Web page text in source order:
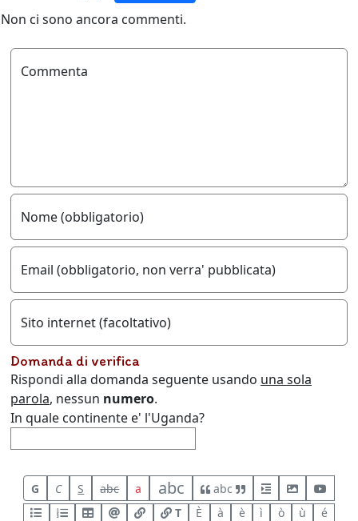
Non ci sono ancora commenti.
Commenta
Nome (obbligatorio)
Email (obbligatorio, non verra' pubblicata)
Sito internet (facoltativo)
Domanda di verifica
Rispondi alla domanda seguente usando una sola
parola, nessun numero.
In quale continente e' l'Uganda?
G C S abc a abc
abc
T
È à è ì ò ù é